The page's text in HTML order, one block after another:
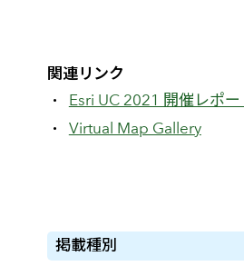
関連リンク
Esri UC 2021 開催レポー
Virtual Map Gallery
掲載種別